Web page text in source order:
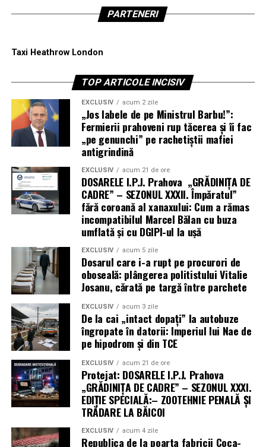
PARTENERI
Taxi Heathrow London
TOP ARTICOLE INCISIV
EXCLUSIV acum 2 zile
„Jos labele de pe Ministrul Barbu!”:
Fermierii prahoveni rup tăcerea și îi fac
„pe genunchi” pe rachetiștii mafiei
antigrindină
EXCLUSIV acum 21 de ore
DOSARELE I.P.J. Prahova „GRĂDINIȚA DE
CADRE” – SEZONUL XXXII. Împăratul”
fără coroană al xanaxului: Cum a rămas
incompatibilul Marcel Bălan cu buza
umflată și cu DGIPI-ul la ușă
EXCLUSIV acum 5 zile
Dosarul care i-a rupt pe procurori de
oboseală: plângerea politistului Vitalie
Josanu, cărată pe targă între parchete
EXCLUSIV acum 3 zile
De la cai „intact dopați” la autobuze
îngropate în datorii: Imperiul lui Nae de
pe hipodrom și din TCE
EXCLUSIV acum 21 de ore
Protejat: DOSARELE I.P.J. Prahova
„GRĂDINIȚA DE CADRE” – SEZONUL XXXI.
EDIȚIE SPECIALĂ:– ZOOTEHNIE PENALĂ ȘI
TRĂDARE LA BĂICOI
EXCLUSIV acum 4 zile
Republica de la poarta fabricii Coca-